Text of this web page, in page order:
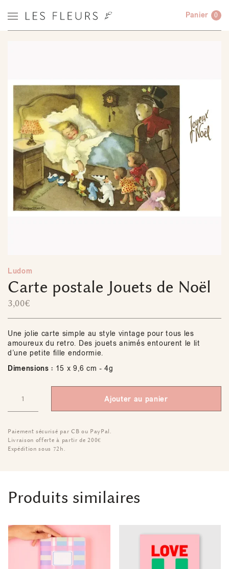
Panier 0
Ludom
Carte postale Jouets de Noël
3,00€
Une jolie carte simple au style vintage pour tous les
amoureux du retro. Des jouets animés entourent le lit
d’une petite fille endormie.
Dimensions : 15 x 9,6 cm - 4g
Ajouter au panier
Paiement sécurisé par CB ou PayPal.
Livraison offerte à partir de 200€
Expédition sous 72h.
Produits similaires